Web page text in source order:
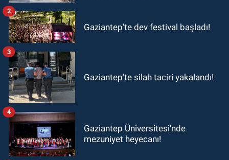
Gaziantep'te dev festival başladı!
2
Gaziantep’te silah taciri yakalandı!
3
Gaziantep Üniversitesi'nde
mezuniyet heyecanı!
4